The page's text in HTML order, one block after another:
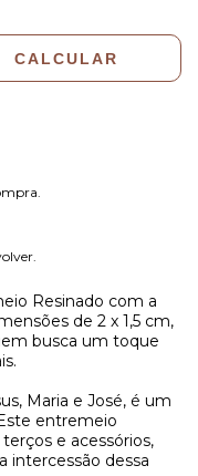
CALCULAR
Resinado com a
de 2 x 1,5 cm,
busca um toque
Maria e José, é um
entremeio
e acessórios,
intercessão dessa